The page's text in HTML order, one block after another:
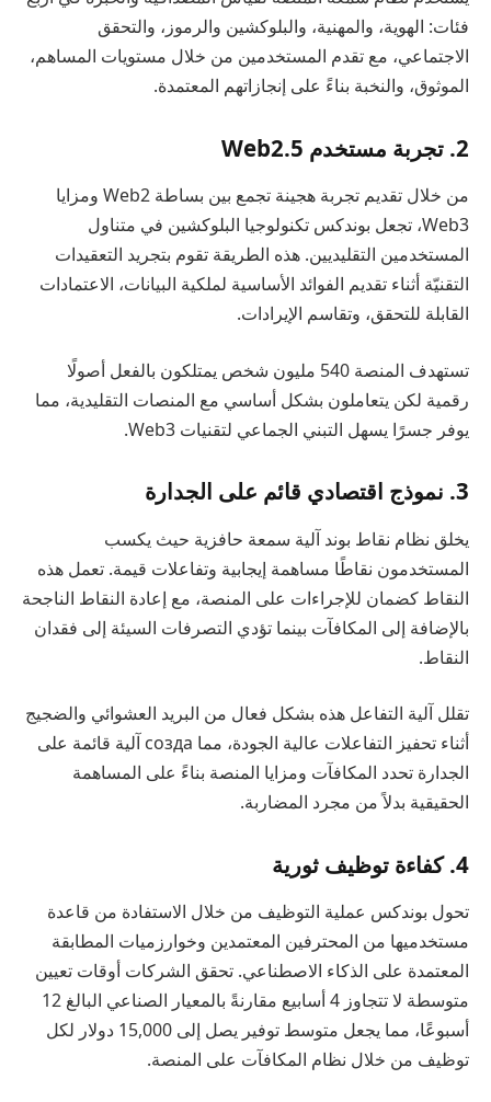
فئات: الهوية، والمهنية، والبلوكشين والرموز، والتحقق
الاجتماعي، مع تقدم المستخدمين من خلال مستويات المساهم،
الموثوق، والنخبة بناءً على إنجازاتهم المعتمدة.
2. تجربة مستخدم Web2.5
من خلال تقديم تجربة هجينة تجمع بين بساطة Web2 ومزايا
Web3، تجعل بوندكس تكنولوجيا البلوكشين في متناول
المستخدمين التقليديين. هذه الطريقة تقوم بتجريد التعقيدات
التقنيّة أثناء تقديم الفوائد الأساسية لملكية البيانات، الاعتمادات
القابلة للتحقق، وتقاسم الإيرادات.
تستهدف المنصة 540 مليون شخص يمتلكون بالفعل أصولًا
رقمية لكن يتعاملون بشكل أساسي مع المنصات التقليدية، مما
يوفر جسرًا يسهل التبني الجماعي لتقنيات Web3.
3. نموذج اقتصادي قائم على الجدارة
يخلق نظام نقاط بوند آلية سمعة حافزية حيث يكسب
المستخدمون نقاطًا مساهمة إيجابية وتفاعلات قيمة. تعمل هذه
النقاط كضمان للإجراءات على المنصة، مع إعادة النقاط الناجحة
بالإضافة إلى المكافآت بينما تؤدي التصرفات السيئة إلى فقدان
النقاط.
تقلل آلية التفاعل هذه بشكل فعال من البريد العشوائي والضجيج
أثناء تحفيز التفاعلات عالية الجودة، مما созда آلية قائمة على
الجدارة تحدد المكافآت ومزايا المنصة بناءً على المساهمة
الحقيقية بدلاً من مجرد المضاربة.
4. كفاءة توظيف ثورية
تحول بوندكس عملية التوظيف من خلال الاستفادة من قاعدة
مستخدميها من المحترفين المعتمدين وخوارزميات المطابقة
المعتمدة على الذكاء الاصطناعي. تحقق الشركات أوقات تعيين
متوسطة لا تتجاوز 4 أسابيع مقارنةً بالمعيار الصناعي البالغ 12
أسبوعًا، مما يجعل متوسط توفير يصل إلى 15,000 دولار لكل
توظيف من خلال نظام المكافآت على المنصة.